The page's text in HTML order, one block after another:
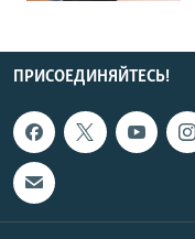
ПРИСОЕДИНЯЙТЕСЬ!